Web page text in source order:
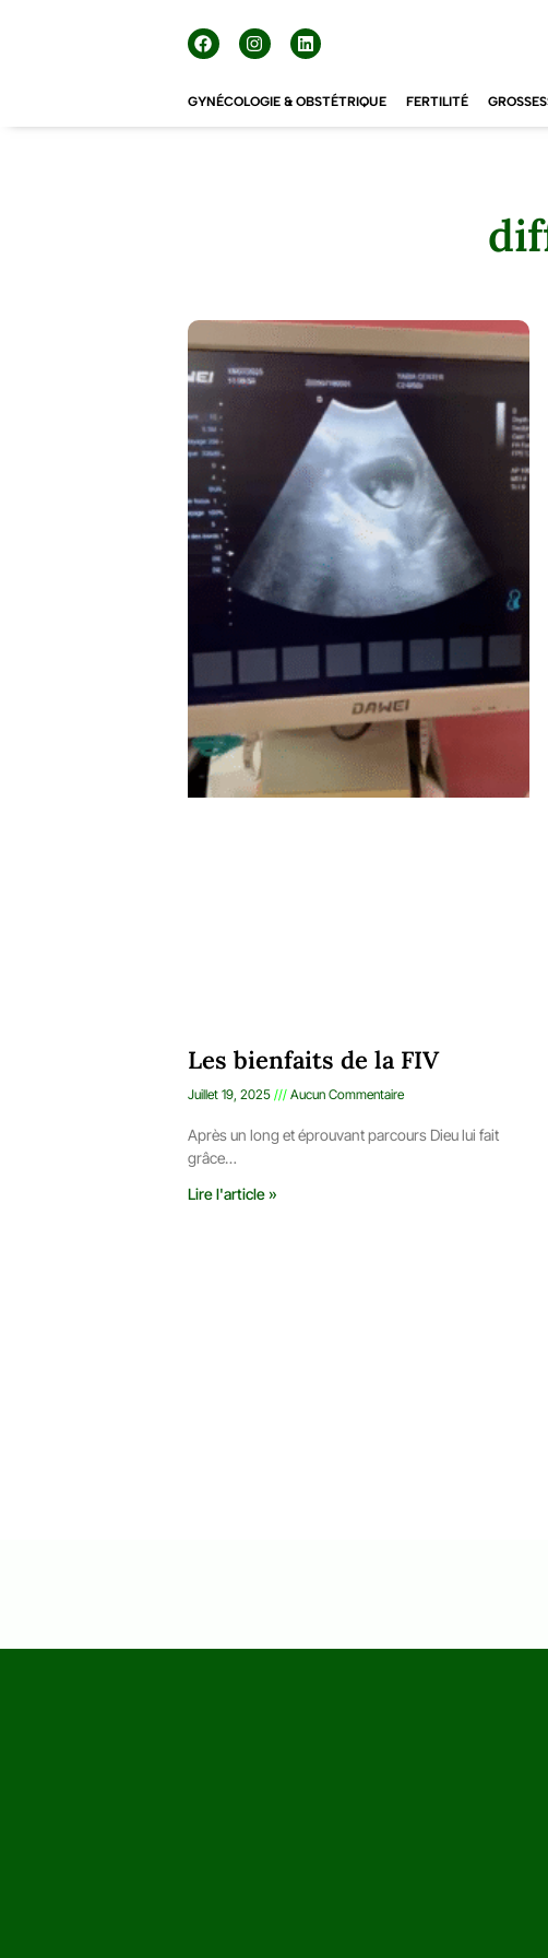
GYNÉCOLOGIE & OBSTÉTRIQUE FERTILITÉ
Les bienfaits de la FIV
Juillet 19, 2025 Aucun Commentaire
Après un long et éprouvant parcours Dieu lui fait
grâce…
Lire l'article »